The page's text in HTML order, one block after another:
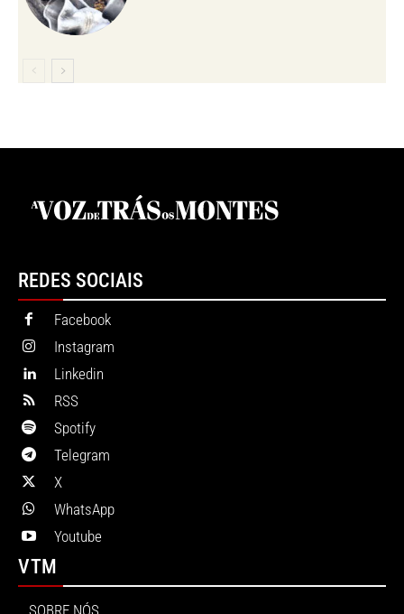
REDES SOCIAIS
Facebook
Instagram
Linkedin
RSS
Spotify
Telegram
X
WhatsApp
Youtube
VTM
SOBRE NÓS